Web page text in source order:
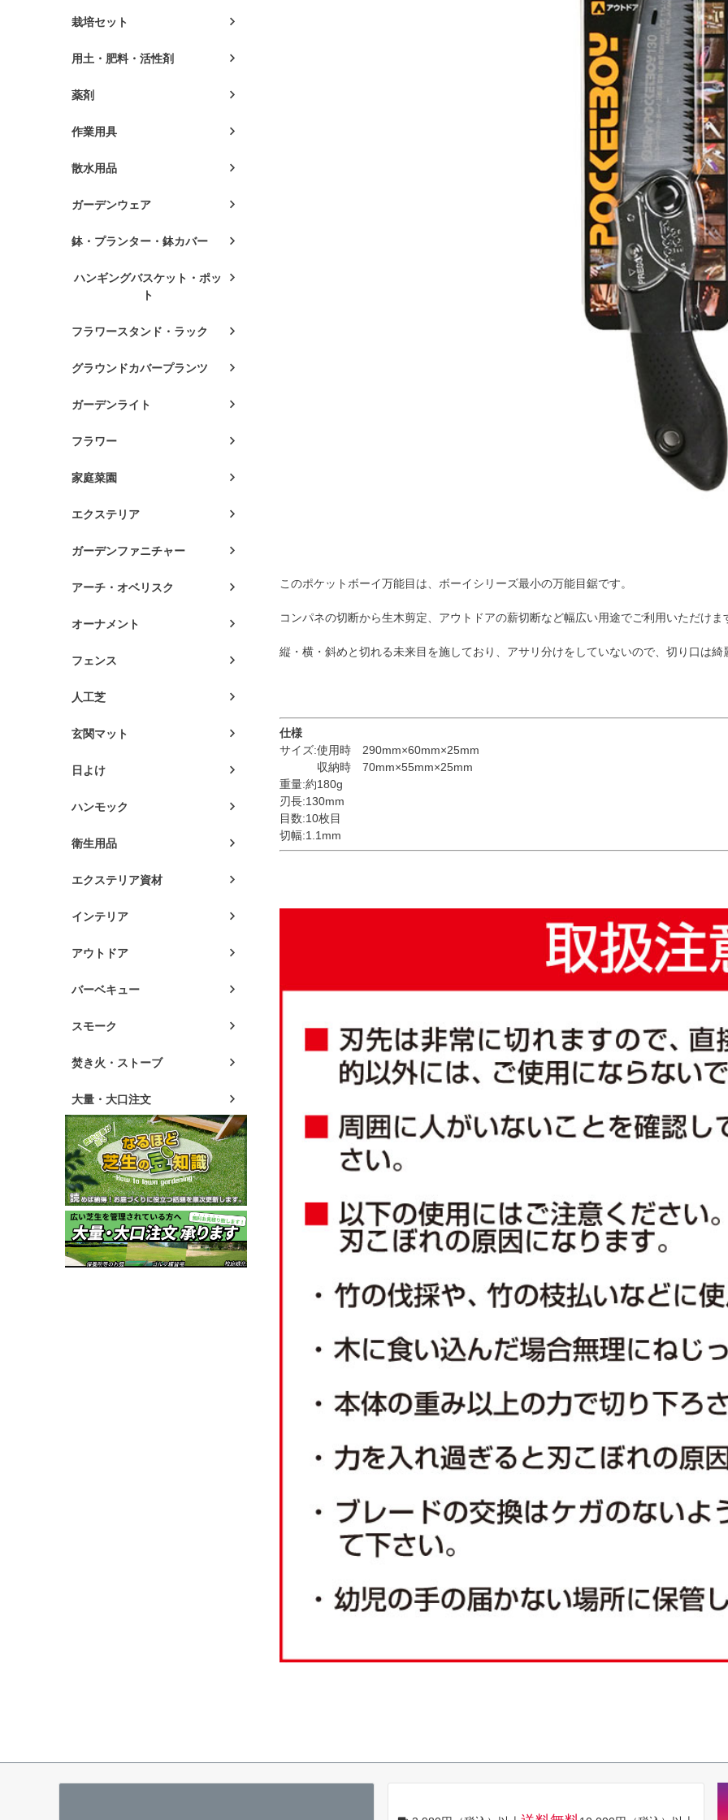
栽培セット
用土・肥料・活性剤
薬剤
作業用具
散水用品
ガーデンウェア
鉢・プランター・鉢カバー
ハンギングバスケット・ポッ
ト
フラワースタンド・ラック
グラウンドカバープランツ
ガーデンライト
フラワー
家庭菜園
エクステリア
ガーデンファニチャー
アーチ・オベリスク
オーナメント
フェンス
人工芝
玄関マット
日よけ
ハンモック
衛生用品
エクステリア資材
インテリア
アウトドア
バーベキュー
スモーク
焚き火・ストーブ
大量・大口注文
このポケットボーイ万能目は、ボーイシリーズ最小の万能目鋸です。
コンパネの切断から生木剪定、アウトドアの薪切断など幅広い用途でご利用いただけま
縦・横・斜めと切れる未来目を施しており、アサリ分けをしていないので、切り口は綺
仕様
サイズ:使用時 290mm×60mm×25mm
収納時 70mm×55mm×25mm
重量:約180g
刃長:130mm
目数:10枚目
切幅:1.1mm